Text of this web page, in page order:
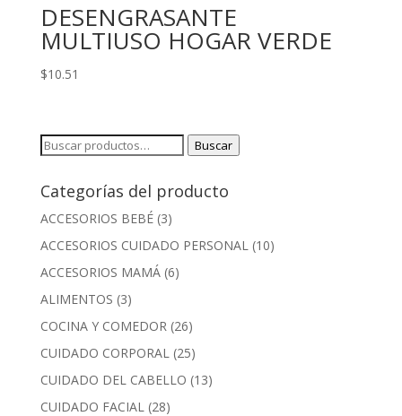
DESENGRASANTE
MULTIUSO HOGAR VERDE
$10.51
Buscar
Buscar
Categorías del producto
ACCESORIOS BEBÉ (3)
ACCESORIOS CUIDADO PERSONAL (10)
ACCESORIOS MAMÁ (6)
ALIMENTOS (3)
COCINA Y COMEDOR (26)
CUIDADO CORPORAL (25)
CUIDADO DEL CABELLO (13)
CUIDADO FACIAL (28)